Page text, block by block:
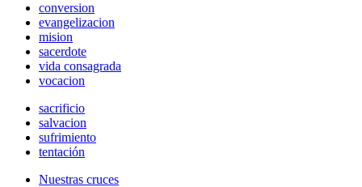
conversion
evangelizacion
mision
sacerdote
vida consagrada
vocacion
sacrificio
salvacion
sufrimiento
tentación
Nuestras cruces